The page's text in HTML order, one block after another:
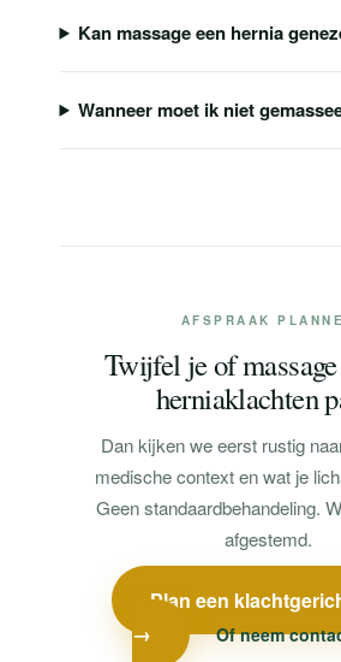
Kan massage een hernia
Wanneer moet ik niet
AFSPRAAK
Twijfel je of
herniaklachten
Dan kijken we eerst rustig
medische context en wat je
Geen standaardbehandeling.
afgestemd.
Plan een
→
Of neem